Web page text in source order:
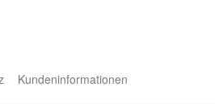
Kundeninformationen